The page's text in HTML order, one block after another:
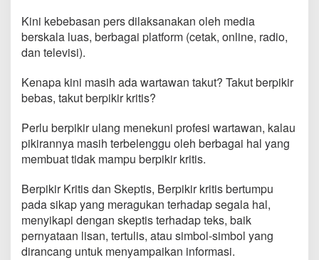
Kini kebebasan pers dilaksanakan oleh media
berskala luas, berbagai platform (cetak, online, radio,
dan televisi).
Kenapa kini masih ada wartawan takut? Takut berpikir
bebas, takut berpikir kritis?
Perlu berpikir ulang menekuni profesi wartawan, kalau
pikirannya masih terbelenggu oleh berbagai hal yang
membuat tidak mampu berpikir kritis.
Berpikir Kritis dan Skeptis, Berpikir kritis bertumpu
pada sikap yang meragukan terhadap segala hal,
menyikapi dengan skeptis terhadap teks, baik
pernyataan lisan, tertulis, atau simbol-simbol yang
dirancang untuk menyampaikan informasi.